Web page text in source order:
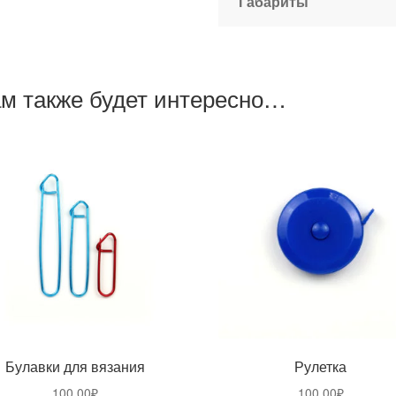
также будет интересно…
Булавки для вязания
100,00₽
Рулетка
100,00₽